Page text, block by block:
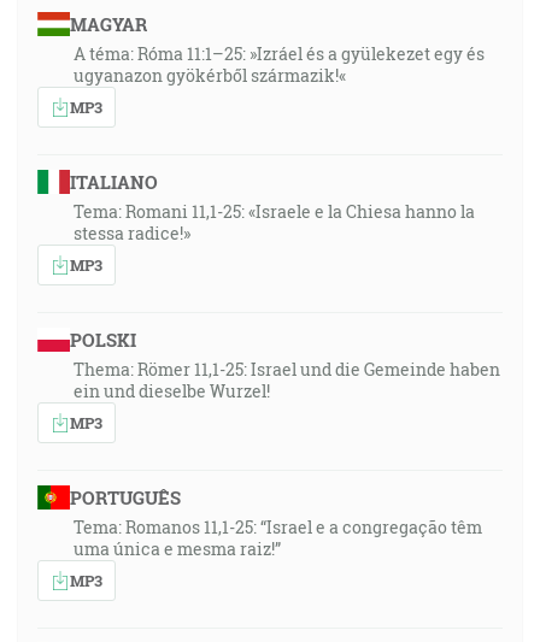
MAGYAR
A téma: Róma 11:1–25: »Izráel és a gyülekezet egy és
ugyanazon gyökérből származik!«
MP3
ITALIANO
Tema: Romani 11,1-25: «Israele e la Chiesa hanno la
stessa radice!»
MP3
POLSKI
Thema: Römer 11,1-25: Israel und die Gemeinde haben
ein und dieselbe Wurzel!
MP3
PORTUGUÊS
Tema: Romanos 11,1-25: “Israel e a congregação têm
uma única e mesma raiz!”
MP3